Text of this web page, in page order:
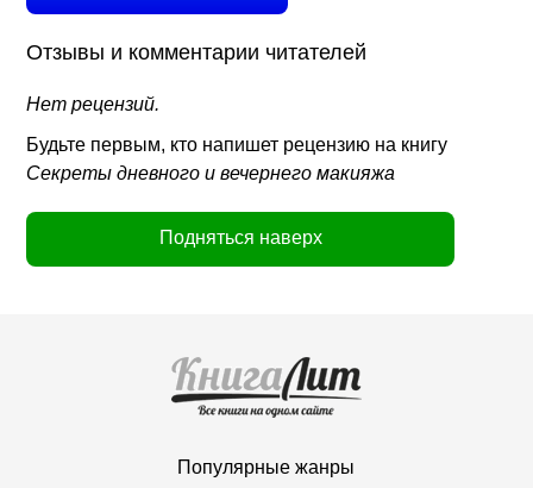
Отзывы и комментарии читателей
Нет рецензий.
Будьте первым, кто напишет рецензию на книгу
Секреты дневного и вечернего макияжа
Подняться наверх
Популярные жанры